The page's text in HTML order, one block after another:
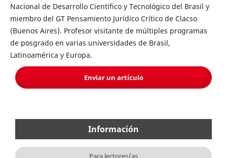
Nacional de Desarrollo Científico y Tecnológico del Brasil y
miembro del GT Pensamiento Jurídico Crítico de Clacso
(Buenos Aires). Profesor visitante de múltiples programas
de posgrado en varias universidades de Brasil,
Latinoamérica y Europa.
Enviar un artículo
Información
Para lectores/as